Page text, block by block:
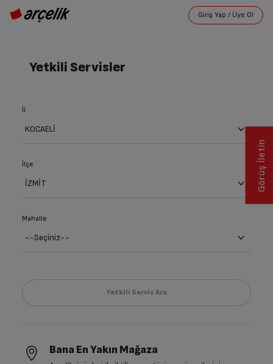
Yetkili Servisler
İl
İlçe
Mahalle
Bana En Yakın Mağaza
Görüş İletin